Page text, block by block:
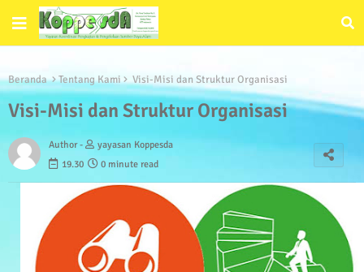
Beranda Tentang Kami Visi-Misi dan Struktur Organisasi
Visi-Misi dan Struktur Organisasi
Author -
yayasan Koppesda
19.30
0 minute read